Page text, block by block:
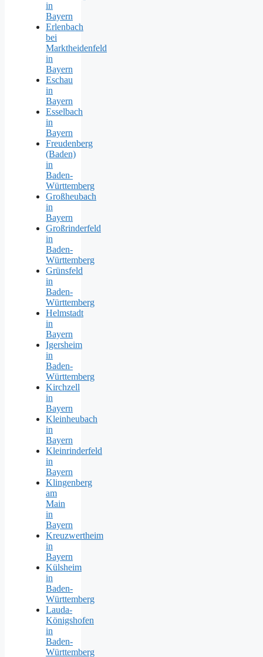
in
Bayern
Erlenbach
bei
Marktheidenfeld
in
Bayern
Eschau
in
Bayern
Esselbach
in
Bayern
Freudenberg
(Baden)
in
Baden-
Württemberg
Großheubach
in
Bayern
Großrinderfeld
in
Baden-
Württemberg
Grünsfeld
in
Baden-
Württemberg
Helmstadt
in
Bayern
Igersheim
in
Baden-
Württemberg
Kirchzell
in
Bayern
Kleinheubach
in
Bayern
Kleinrinderfeld
in
Bayern
Klingenberg
am
Main
in
Bayern
Kreuzwertheim
in
Bayern
Külsheim
in
Baden-
Württemberg
Lauda-
Königshofen
in
Baden-
Württemberg